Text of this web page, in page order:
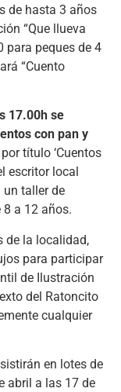
de hasta 3 años
“Que llueva
para peques de 4
“Cuento
17.00h se
con pan y
título ‘Cuentos
escritor local
un taller de
a 12 años.
de la localidad,
para participar
de Ilustración
del Ratoncito
cualquier
en lotes de
abril a las 17 de